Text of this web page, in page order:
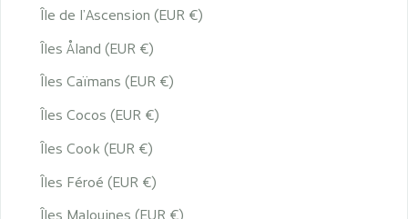
Île de l’Ascension (EUR €)
Îles Åland (EUR €)
Îles Caïmans (EUR €)
Îles Cocos (EUR €)
Îles Cook (EUR €)
Îles Féroé (EUR €)
Îles Malouines (EUR €)